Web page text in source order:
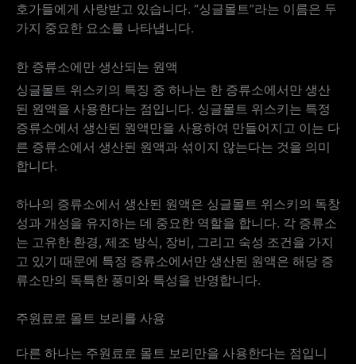
호가들에게 사랑받고 있습니다. “싱글몰트”라는 이름은 두
가지 중요한 요소를 나타냅니다.
한 증류소에만 생산되는 원액
싱글몰트 위스키의 특징 중 하나는 한 증류소에서만 생산
된 원액을 사용한다는 점입니다. 싱글몰트 위스키는 특정
증류소에서 생산된 원액만을 사용하여 만들어지고 이는 다
른 증류소에서 생산된 원액과 섞이지 않는다는 것을 의미
합니다.
하나의 증류소에서 생산된 원액은 싱글몰트 위스키의 독창
성과 개성을 유지하는 데 중요한 역할을 합니다. 각 증류소
는 고유한 환경, 제조 방식, 장비, 그리고 숙성 조건을 가지
고 있기 때문에 특정 증류소에서만 생산된 원액은 해당 증
류소만의 독특한 풍미와 특성을 반영합니다.
주원료로 몰트 보리를 사용
다른 하나는 주원료로 몰트 보리만을 사용한다는 점입니